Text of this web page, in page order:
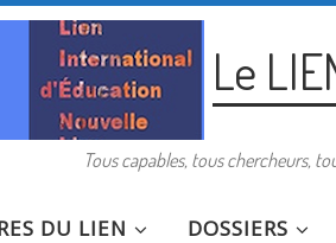
Le
Tous capables, tous chercheurs,
DU LIEN DOSSIERS